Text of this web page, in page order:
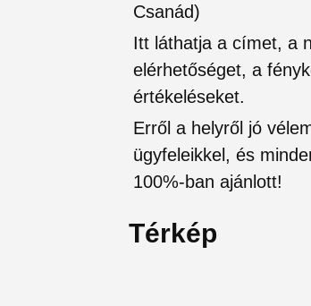
Csanád)
Itt láthatja a címet, a
elérhetőséget, a
értékeléseket.
Erről a helyről jó
ügyfeleikkel, és
100%-ban ajánlott!
Térkép